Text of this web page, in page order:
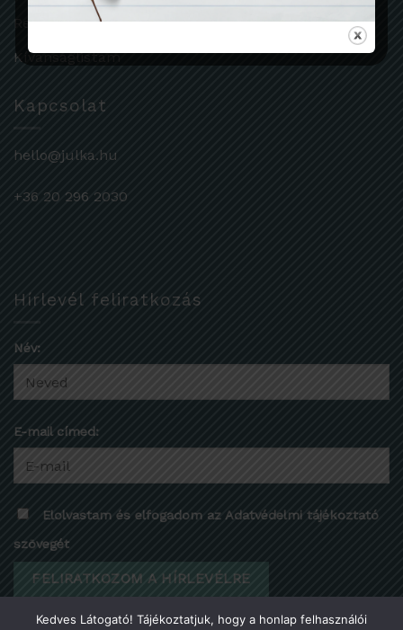
Rendelések
Kívánságlistám
Kapcsolat
hello@julka.hu
+36 20 296 2030
Hírlevél feliratkozás
Név:
E-mail címed:
Elolvastam és elfogadom az Adatvédelmi tájékoztató
szövegét
Kedves Látogató! Tájékoztatjuk, hogy a honlap felhasználói